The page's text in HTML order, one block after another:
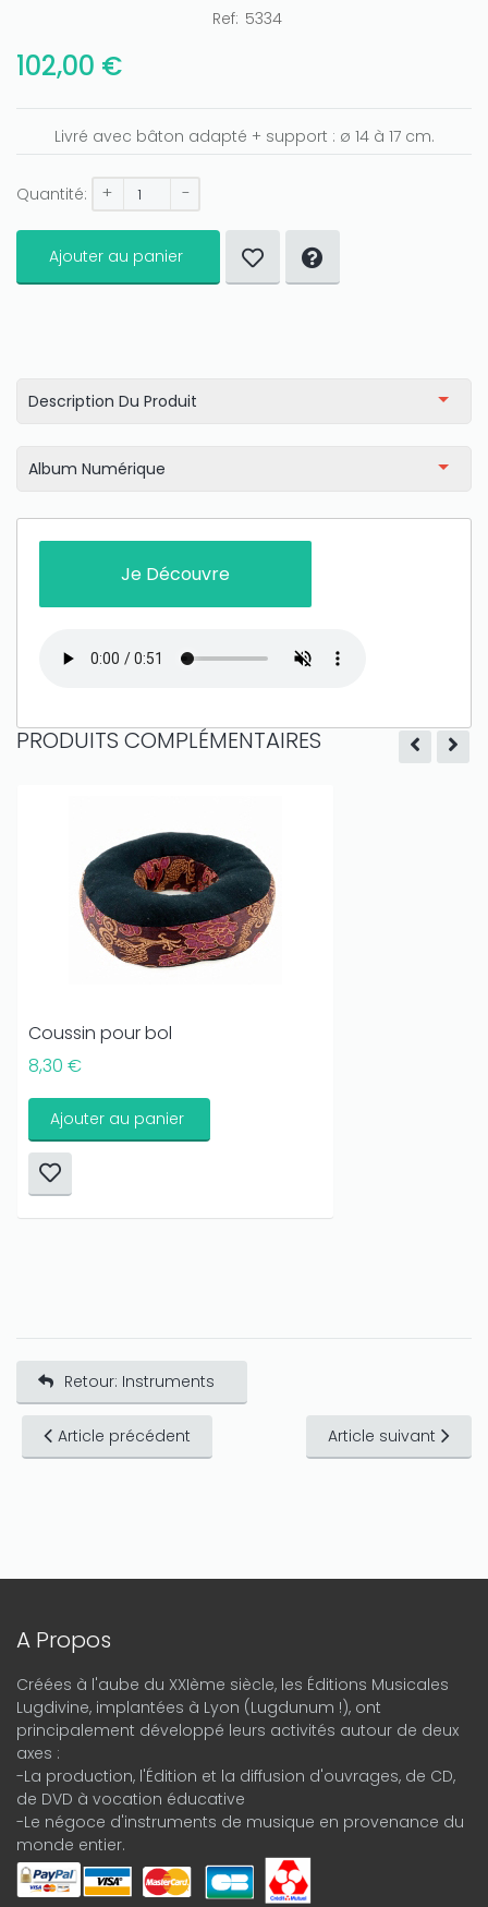
Ref: 5334
102,00 €
Livré avec bâton adapté + support : ø 14 à 17 cm.
Quantité: + -
Ajouter au panier
Description Du Produit
Album Numérique
Je Découvre
PRODUITS COMPLÉMENTAIRES
Coussin pour bol
8,30 €
Ajouter au panier
Retour: Instruments
Article précédent Article suivant
A Propos
Créées à l'aube du XXIème siècle, les Éditions Musicales
Lugdivine, implantées à Lyon (Lugdunum !), ont
principalement développé leurs activités autour de deux
axes :
-La production, l'Édition et la diffusion d'ouvrages, de CD,
de DVD à vocation éducative
-Le négoce d'instruments de musique en provenance du
monde entier.